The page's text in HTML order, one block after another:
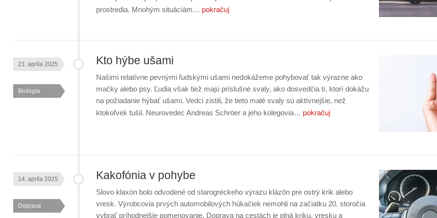
prostredia. Mnohým situáciám… pokračuj
Kto hýbe ušami
21. apríla 2025
Biológia
Našimi relatívne pevnými ľudskými ušami nedokážeme pohybovať tak výrazne ako
mačky alebo psy. Ľudia však tiež majú príslušné svaly, ako dosvedčia tí, ktorí dokážu
na požiadanie hýbať ušami. Vedci zistili, že tieto malé svaly sú aktívnejšie, než
ktokoľvek tušil. Neurovedec Andreas Schröer a jeho kolegovia… pokračuj
Kakofónia v pohybe
14. apríla 2025
Doprava
Slovo klaxón bolo odvodené od starogréckeho výrazu klázōn pre ostrý krik alebo
vresk. Výrobcovia prvých automobilových húkačiek nemohli na začiatku 20. storočia
vybrať príhodnejšie pomenovanie. Doprava na cestách je plná kriku, vresku a